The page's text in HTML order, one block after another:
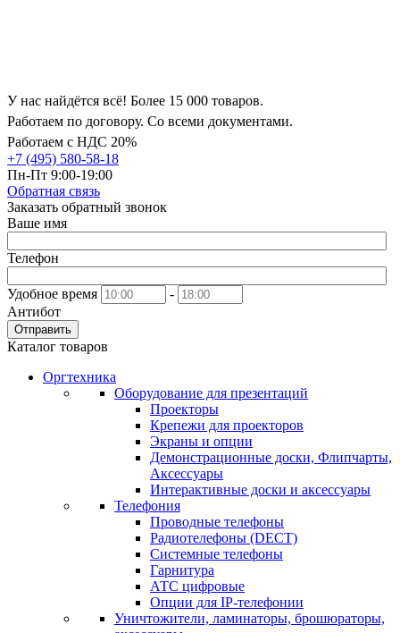
У нас найдётся всё! Более 15 000 товаров.
Работаем по договору. Со всеми документами.
Работаем с НДС 20%
+7 (495) 580-58-18
Пн-Пт 9:00-19:00
Обратная связь
Заказать обратный звонок
Ваше имя
Телефон
Удобное время
-
Антибот
Отправить
Каталог товаров
Оргтехника
Оборудование для презентаций
Проекторы
Крепежи для проекторов
Экраны и опции
Демонстрационные доски, Флипчарты,
Аксессуары
Интерактивные доски и аксессуары
Телефония
Проводные телефоны
Радиотелефоны (DECT)
Системные телефоны
Гарнитура
АТС цифровые
Опции для IP-телефонии
Уничтожители, ламинаторы, брошюраторы,